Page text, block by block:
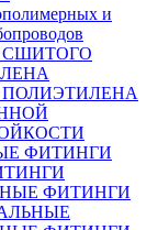
и
СШИТОГО
ПОЛИЭТИЛЕНА
ФИТИНГИ
ФИТИНГИ